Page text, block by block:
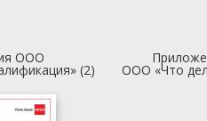
ООО
(2) ООО «Что